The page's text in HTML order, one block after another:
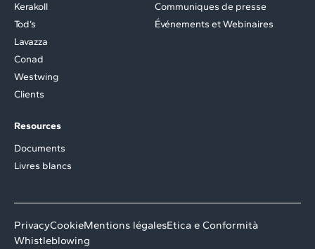
Kerakoll
Tod’s
Lavazza
Conad
Westwing
Clients
Communiques de presse
Événements et Webinaires
Resources
Documents
Livres blancs
PrivacyCookieMentions légalesEtica e Conformità
Whistleblowing